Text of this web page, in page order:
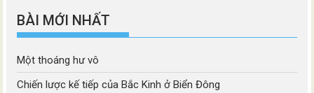
BÀI MỚI NHẤT
Một thoáng hư vô
Chiến lược kế tiếp của Bắc Kinh ở Biển Đông